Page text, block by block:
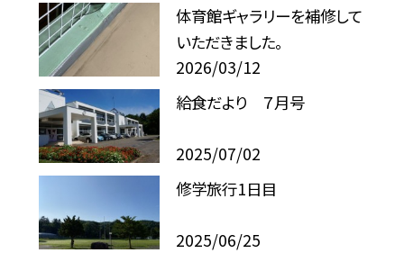
体育館ギャラリーを補修して
いただきました。
2026/03/12
給食だより ７月号
2025/07/02
修学旅行1日目
2025/06/25